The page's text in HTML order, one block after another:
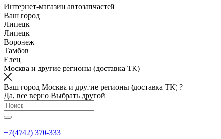
Интернет-магазин автозапчастей
Ваш город
Липецк
Липецк
Воронеж
Тамбов
Елец
Москва и другие регионы (доставка ТК)
Ваш город Москва и другие регионы (доставка ТК) ?
Да, все верно Выбрать другой
+7(4742) 370-333